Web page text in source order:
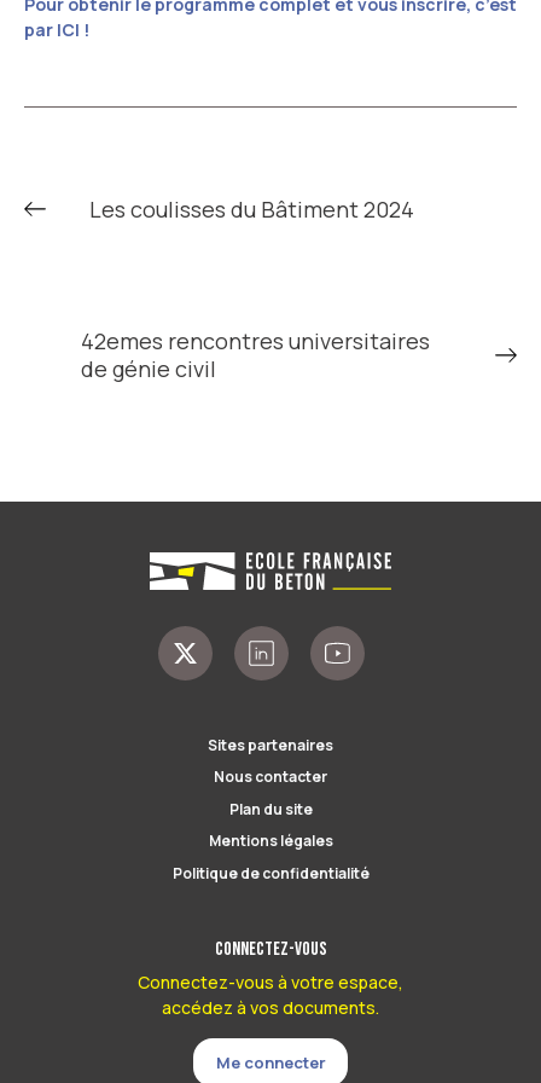
par ICI !
Les coulisses du Bâtiment 2024
42emes rencontres universitaires
de génie civil
Sites partenaires
Nous contacter
Plan du site
Mentions légales
Politique de confidentialité
Connectez-vous
Connectez-vous à votre espace,
accédez à vos documents.
Me connecter